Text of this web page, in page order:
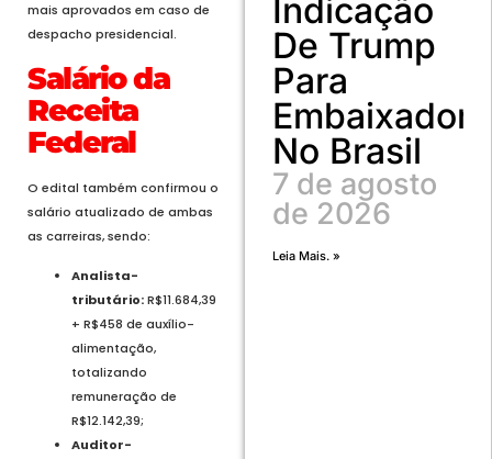
mais aprovados em caso de
despacho presidencial.
Salário da
Receita
Federal
O edital também confirmou o
salário atualizado de ambas
as carreiras, sendo:
Analista-
tributário:R$11.684,39
+ R$458 de auxílio-
alimentação,
totalizando
remuneração de
R$12.142,39;
Auditor-
Indicação
De Trump
Para
Embaixador
No Brasil
7 de agosto
de 2026
Leia Mais. »